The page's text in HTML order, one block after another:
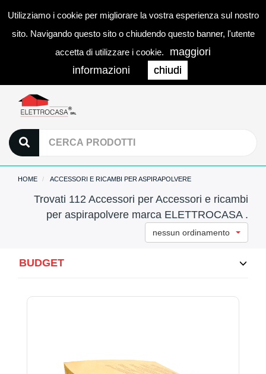
Utilizziamo i cookie per migliorare la vostra esperienza sul nostro
sito. Navigando questo sito o chiudendo questo banner, l'utente
accetta di utilizzare i cookie.
maggiori
informazioni
chiudi
0
HOME ACCESSORI E RICAMBI PER ASPIRAPOLVERE
Trovati 112 Accessori per Accessori e ricambi
per aspirapolvere marca ELETTROCASA .
nessun ordinamento
BUDGET